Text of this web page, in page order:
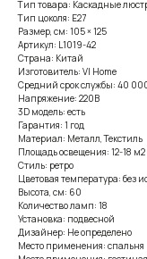
Тип товара: Каскадные
Тип цоколя: E27
Размер, см: 105 × 125
Артикул: L1019-42
Страна: Китай
Изготовитель: VI Home
Средний срок службы: 40
Напряжение: 220В
3D модель: есть
Гарантия: 1 год
Материал: Металл, Текстиль
Площадь освещения: 12-18 м2
Стиль: ретро
Цветовая температура: без
Высота, см: 60
Количество ламп: 18
Установка: подвесной
Дизайнер: Не определено
Место применения: спальня